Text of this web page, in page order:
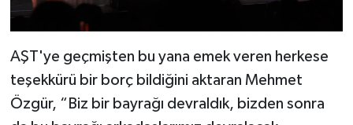
AŞT'ye geçmişten bu yana emek veren herkese
teşekkürü bir borç bildiğini aktaran Mehmet
Özgür, “Biz bir bayrağı devraldık, bizden sonra